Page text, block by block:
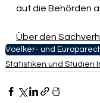
auf die Behörden
Über den
Voelker- und
Statistiken und Studien